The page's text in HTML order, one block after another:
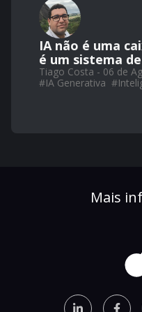
IA não é uma
é um sistema
Tiago Costa - 06 de
#IA Generativa #
Mais